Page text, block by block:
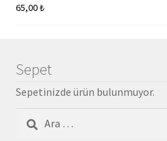
65,00₺
Sepet
Sepetinizde ürün bulunmuyor.